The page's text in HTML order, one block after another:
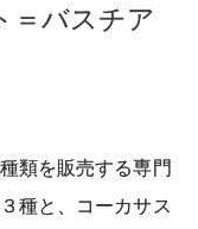
＝バスチア
類を販売する専門
種と、コーカサス